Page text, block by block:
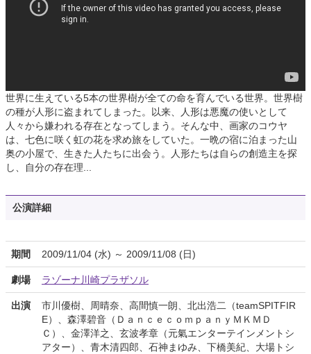
世界に生えている5本の世界樹が全ての命を育んでいる世界。世界樹
の種が人形に盗まれてしまった。以来、人形は悪魔の使いとして
人々から嫌われる存在となってしまう。そんな中、画家のコウヤ
は、七色に咲く虹の花を求め旅をしていた。一晩の宿に泊まった山
奥の小屋で、生きた人たちに出会う。人形たちは自らの創造主を探
し、自分の存在理...
公演詳細
期間 2009/11/04 (水) ～ 2009/11/08 (日)
劇場 ラゾーナ川崎プラザソル
出演
市川優樹、周晴奈、高間慎一朗、北出浩二（teamSPITFIR
E）、森澤碧音（ＤａｎｃｅｃｏｍｐａｎｙＭＫＭＤ
Ｃ）、金澤洋之、玄波孝章（元氣エンターテインメントシ
アター）、青木清四郎、石神まゆみ、下橋美紀、大場トシ